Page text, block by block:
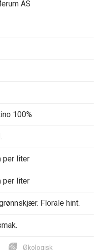
AS
100%
per liter
per liter
Florale hint.
Økologisk